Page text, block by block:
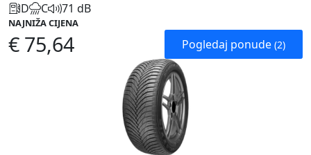
D C 71 dB
NAJNIŽA CIJENA
€ 75,64 Pogledaj ponude (2)